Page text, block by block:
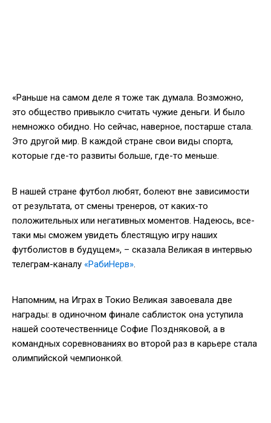
«Раньше на самом деле я тоже так думала. Возможно,
это общество привыкло считать чужие деньги. И было
немножко обидно. Но сейчас, наверное, постарше стала.
Это другой мир. В каждой стране свои виды спорта,
которые где-то развиты больше, где-то меньше.
В нашей стране футбол любят, болеют вне зависимости
от результата, от смены тренеров, от каких-то
положительных или негативных моментов. Надеюсь, все-
таки мы сможем увидеть блестящую игру наших
футболистов в будущем», – сказала Великая в интервью
телеграм-каналу «РабиНерв».
Напомним, на Играх в Токио Великая завоевала две
награды: в одиночном финале саблисток она уступила
нашей соотечественнице Софие Поздняковой, а в
командных соревнованиях во второй раз в карьере стала
олимпийской чемпионкой.